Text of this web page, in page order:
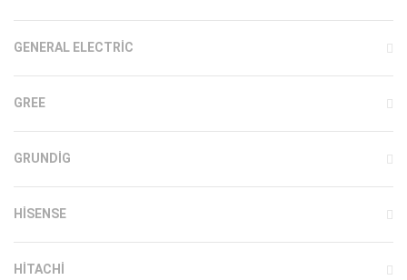
GENERAL ELECTRIC
GREE
GRUNDIG
HISENSE
HITACHI